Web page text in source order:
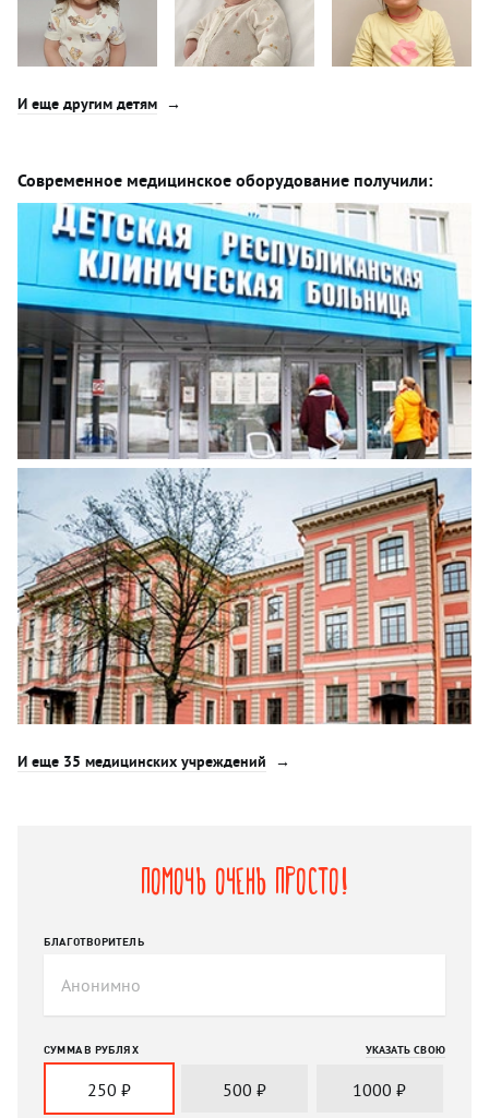
И еще другим детям
Современное медицинское оборудование получили:
И еще 35 медицинских учреждений
Помочь очень просто!
БЛАГОТВОРИТЕЛЬ
СУММА В РУБЛЯХ
250 ₽ 500 ₽ 1000₽
УКАЗАТЬ СВОЮ